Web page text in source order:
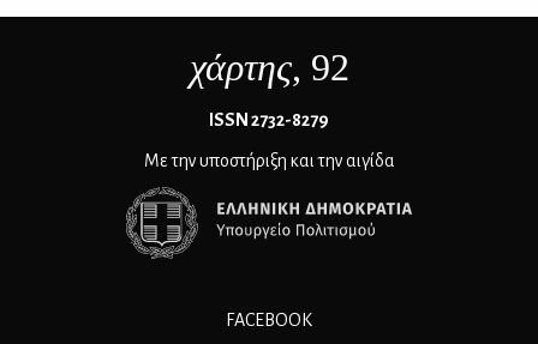
χάρτης, 92
ΙSSN 2732-8279
Με την υποστήριξη και την αιγίδα
FACEBOOK